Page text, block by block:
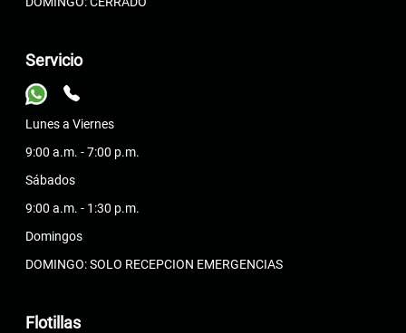
Servicio
Lunes a Viernes
9:00 a.m. - 7:00 p.m.
Sábados
9:00 a.m. - 1:30 p.m.
Domingos
DOMINGO: SOLO RECEPCION EMERGENCIAS
Flotillas